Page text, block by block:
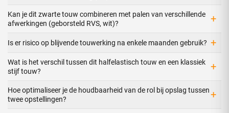
Kan je dit zwarte touw combineren met palen van verschillende
afwerkingen (geborsteld RVS, wit)?
+
Is er risico op blijvende touwerking na enkele maanden gebruik? +
Wat is het verschil tussen dit halfelas­tisch touw en een klassiek
stijf touw?
+
Hoe optimaliseer je de houdbaarheid van de rol bij opslag tussen
twee opstellingen?
+